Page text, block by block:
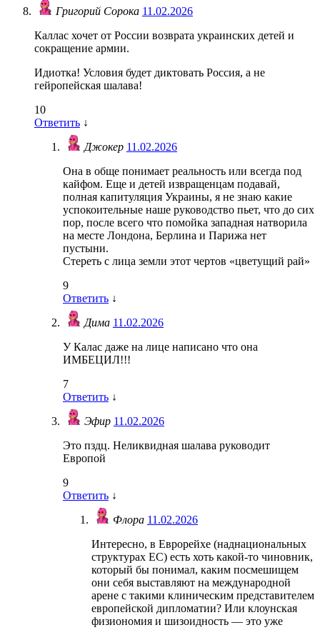
Григорий Сорока 11.02.2026
Каллас хочет от России возврата украинских детей и
сокращение армии.
Идиотка! Условия будет диктовать Россия, а не
гейропейская шалава!
10
Ответить ↓
Джокер 11.02.2026
Она в обще понимает реальность или всегда под
кайфом. Еще и детей извращенцам подавай,
полная капитуляция Украины, я не знаю какие
успокоительные наше руководство пьет, что до сих
пор, после всего что помойка западная натворила
на месте Лондона, Берлина и Парижа нет
пустыни.
Стереть с лица земли этот чертов «цветущий рай»
9
Ответить ↓
Дима 11.02.2026
У Калас даже на лице написано что она
ИМБЕЦИЛ!!!
7
Ответить ↓
Эфир 11.02.2026
Это пздц. Неликвидная шалава руководит
Европой
9
Ответить ↓
Флора 11.02.2026
Интересно, в Еврорейхе (наднациональных
структурах ЕС) есть хоть какой-то чиновник,
который бы понимал, каким посмешищем
они себя выставляют на международной
арене с такими клиническим представителем
европейской дипломатии? Или клоунская
физиономия и шизоидность — это уже